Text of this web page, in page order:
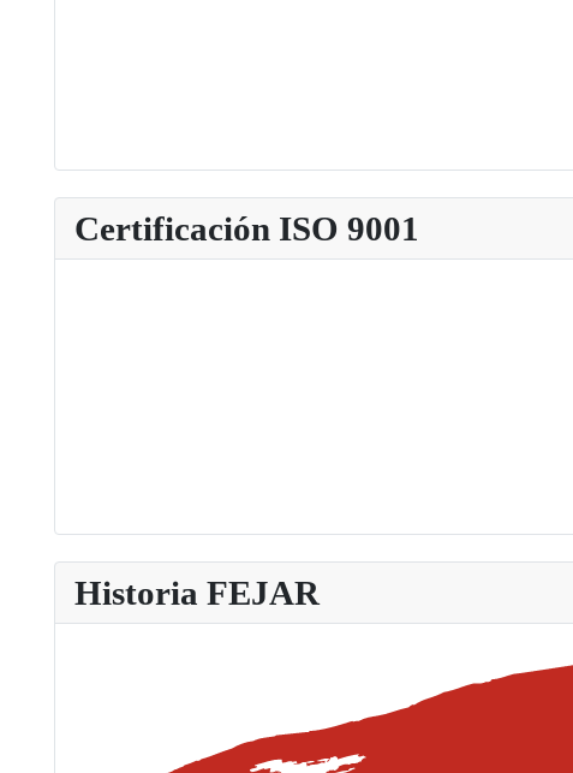
Certificación ISO 9001
Historia FEJAR